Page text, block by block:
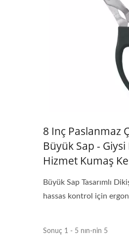
8 Inç Paslanmaz
Büyük Sap -
Hizmet Kumaş
Büyük Sap Tasarımlı
hassas kontrol için
Sonuç 1 - 5 nın-nin 5